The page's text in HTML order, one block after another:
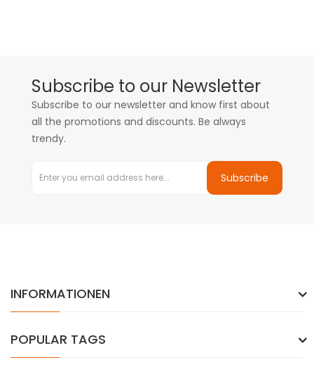
Subscribe to our Newsletter
Subscribe to our newsletter and know first about
all the promotions and discounts. Be always
trendy.
Subscribe
INFORMATIONEN
POPULAR TAGS